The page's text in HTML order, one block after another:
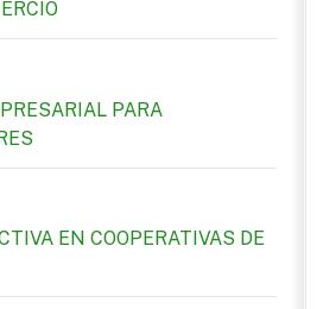
PARA
EN COOPERATIVAS DE